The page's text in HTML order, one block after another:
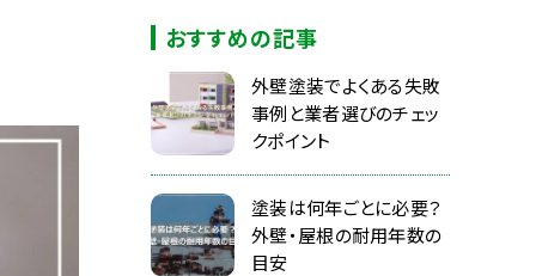
おすすめの記事
外壁塗装でよくある失敗
事例と業者選びのチェッ
クポイント
塗装は何年ごとに必要？
外壁・屋根の耐用年数の
目安